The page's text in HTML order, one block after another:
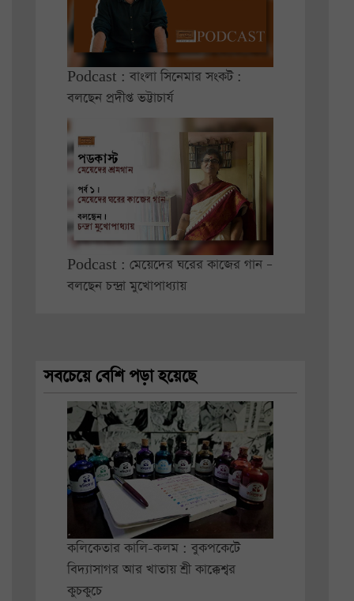
Podcast : বাংলা সিনেমার সংকট :
বলছেন প্রদীপ্ত ভট্টাচার্য
Podcast : মেয়েদের ঘরের কাজের গান –
বলছেন চন্দ্রা মুখোপাধ্যায়
সবচেয়ে বেশি পড়া হয়েছে
কলিকেতার কালি-কলম : বুকপকেটে
বিদ্যাসাগর আর খাতায় শ্রী কাক্কেশ্বর
কুচকুচে